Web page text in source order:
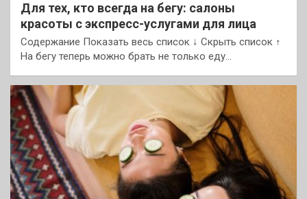
Для тех, кто всегда на бегу: салоны
красоты с экспресс-услугами для лица
Содержание Показать весь список ↓ Скрыть список ↑
На бегу теперь можно брать не только еду…